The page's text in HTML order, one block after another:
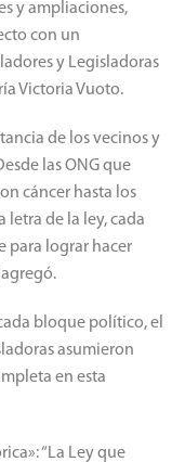
y ampliaciones,
con un
y Legisladoras
Victoria Vuoto.
de los vecinos y
las ONG que
cáncer hasta los
letra de la ley, cada
para lograr hacer
bloque político, el
asumieron
en esta
“La Ley que